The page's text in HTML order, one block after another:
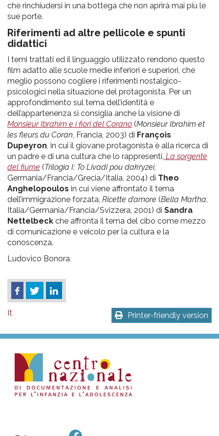
che rinchiudersi in una bottega che non aprirà mai più le
sue porte.
Riferimenti ad altre pellicole e spunti
didattici
I temi trattati ed il linguaggio utilizzato rendono questo
film adatto alle scuole medie inferiori e superiori, che
meglio possono cogliere i riferimenti nostalgico-
psicologici nella situazione del protagonista. Per un
approfondimento sul tema dell’identità e
dell’appartenenza si consiglia anche la visione di
Monsieur Ibrahim e i fiori del Corano (Monsieur Ibrahim et
les fleurs du Coran, Francia, 2003) di François
Dupeyron, in cui il giovane protagonista è alla ricerca di
un padre e di una cultura che lo rappresenti, La sorgente
del fiume (Trilogia I: To Livadi pou dakryzei,
Germania/Francia/Grecia/Italia, 2004) di Theo
Anghelopoulos in cui viene affrontato il tema
dell’immigrazione forzata, Ricette d’amore (Bella Martha,
Italia/Germania/Francia/Svizzera, 2001) di Sandra
Nettelbeck che affronta il tema del cibo come mezzo
di comunicazione e veicolo per la cultura e la
conoscenza.
Ludovico Bonora
Printer-friendly version
It